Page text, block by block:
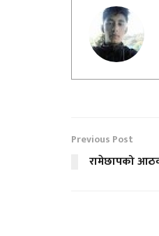
Previous Post
रामेछापको